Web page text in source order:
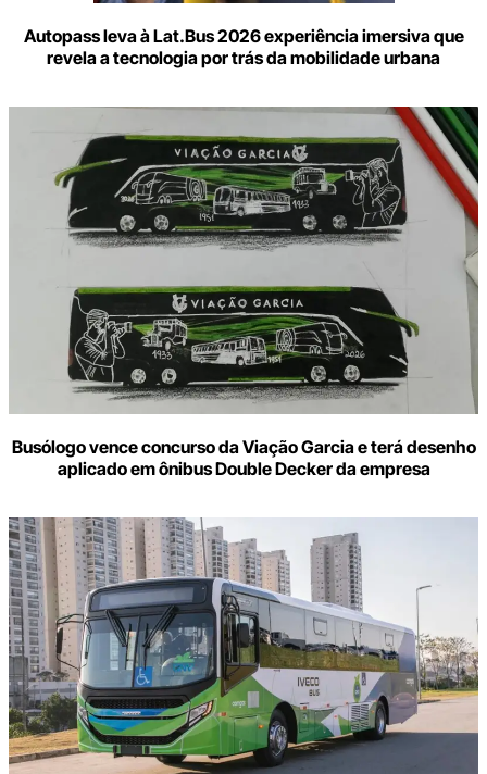
Autopass leva à Lat.Bus 2026 experiência imersiva que
revela a tecnologia por trás da mobilidade urbana
Busólogo vence concurso da Viação Garcia e terá desenho
aplicado em ônibus Double Decker da empresa